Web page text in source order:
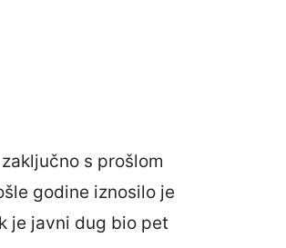
s prošlom
godine iznosilo je
je javni dug bio pet